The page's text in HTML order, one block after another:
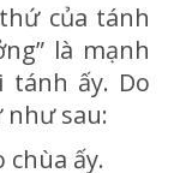
của tánh
là mạnh
tánh ấy. Do
như sau:
chùa ấy.